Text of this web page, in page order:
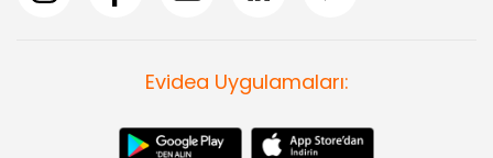
Evidea Uygulamaları: